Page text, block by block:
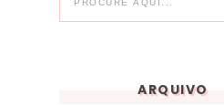
ARQUIVO